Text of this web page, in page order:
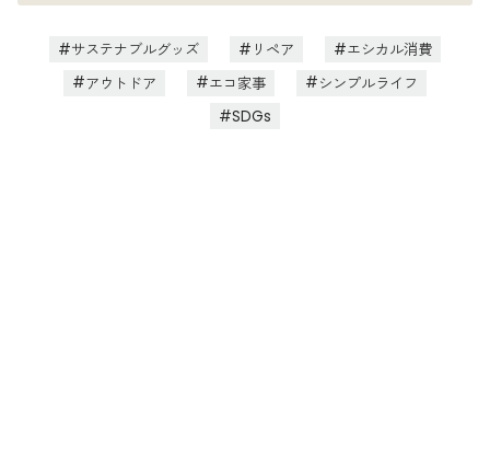
サステナブルグッズ リペア
エシカル消費
アウトドア
エコ家事
シンプルライフ
SDGs